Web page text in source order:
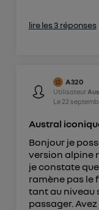
lire les 3 réponses
A320
Utilisateur
Le 22
Austral
Bonjour je
version alpine
je constate
ramène pas le
tant au niveau
passager.